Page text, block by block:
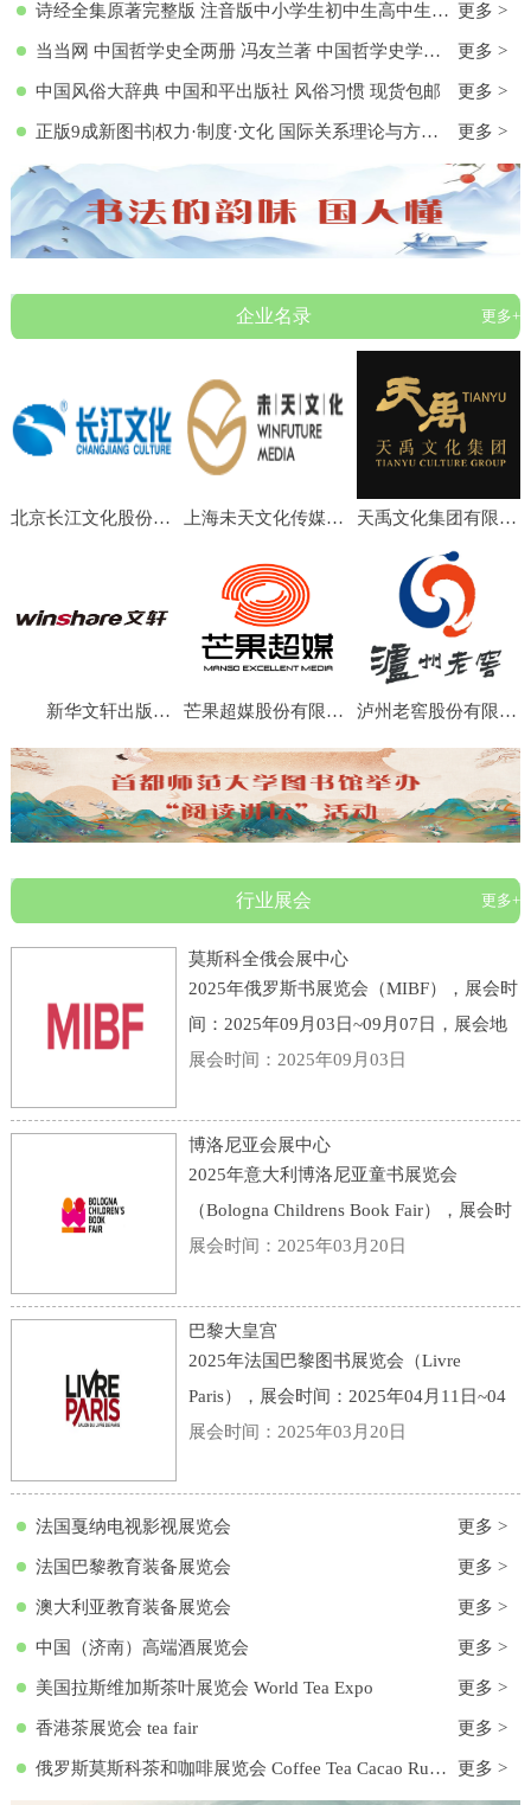
诗经全集原著完整版 注音版中小学生初中生高中生成人无删减305首诗经楚辞详解版拼音注析 中华藏书局译注解析鉴赏古诗词诠译书 更多 >
当当网 中国哲学史全两册 冯友兰著 中国哲学史学科的奠基之作 附录《中国哲学小史》 冯友兰之女宗璞首肯 正版书籍 更多 >
中国风俗大辞典 中国和平出版社 风俗习惯 现货包邮 更多 >
正版9成新图书|权力·制度·文化 国际关系理论与方法研究文集(第 更多 >
企业名录 更多+
北京长江文化股份有限公司 上海未天文化传媒有限公司 天禹文化集团有限公司
新华文轩出版传媒股份有限公司 芒果超媒股份有限公司 泸州老窖股份有限公司
行业展会 更多+
莫斯科全俄会展中心
2025年俄罗斯书展览会（MIBF），展会时
间：2025年09月03日~09月07日，展会地
点：俄罗斯-莫斯科-119 Prospekt Mira,
LITERATURA PUBLI
展会时间：2025年09月03日
博洛尼亚会展中心
2025年意大利博洛尼亚童书展览会
（Bologna Childrens Book Fair），展会时
间：2025年03月31日~04月03日，展会地
中心
展会时间：2025年03月20日
巴黎大皇宫
2025年法国巴黎图书展览会（Livre
Paris），展会时间：2025年04月11日~04
月13日，展会地点：法国-巴黎-3 Avenue
期
展会时间：2025年03月20日
法国戛纳电视影视展览会 更多 >
法国巴黎教育装备展览会 更多 >
澳大利亚教育装备展览会 更多 >
中国（济南）高端酒展览会 更多 >
美国拉斯维加斯茶叶展览会 World Tea Expo 更多 >
香港茶展览会 tea fair 更多 >
俄罗斯莫斯科茶和咖啡展览会 Coffee Tea Cacao Russian Expo 更多 >